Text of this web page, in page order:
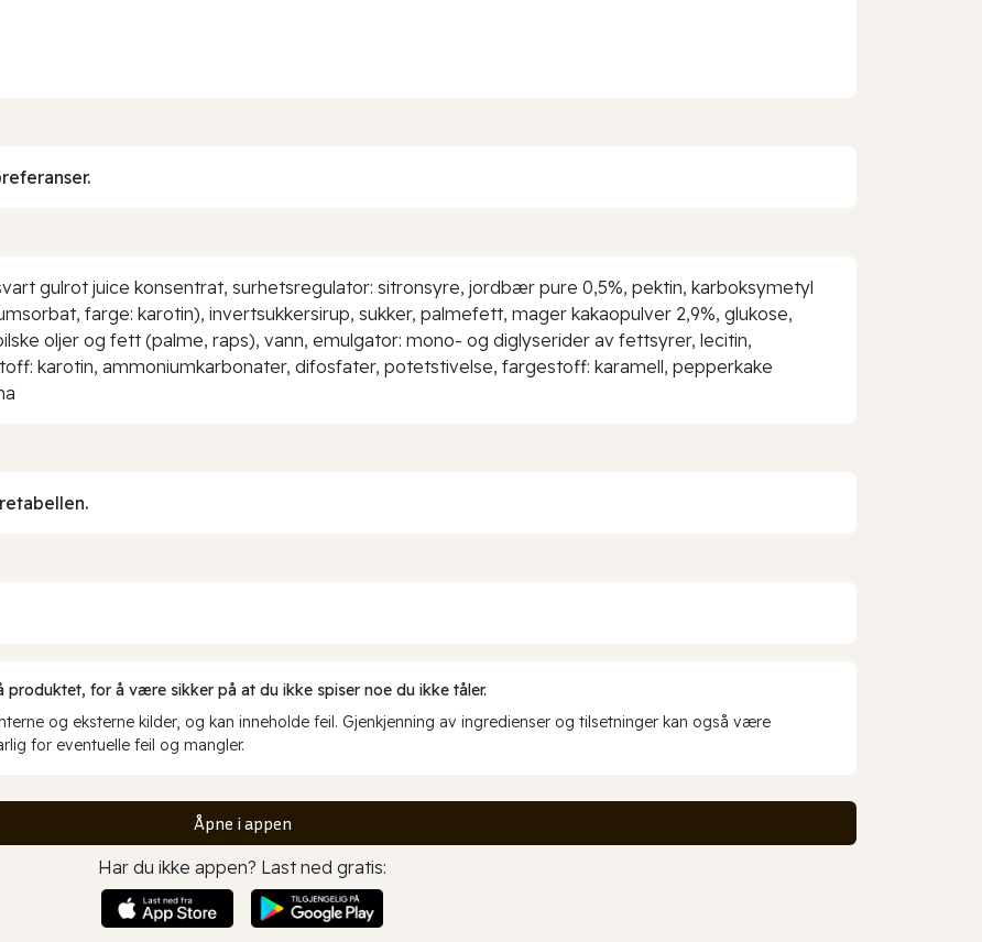
gulrot juice konsentrat, surhetsregulator: sitronsyre, jordbær pure 0,5%, pektin, karboksymetyl
farge: karotin), invertsukkersirup, sukker, palmefett, mager kakaopulver 2,9%, glukose,
oljer og fett (palme, raps), vann, emulgator: mono- og diglyserider av fettsyrer, lecitin,
karotin, ammoniumkarbonater, difosfater, potetstivelse, fargestoff: karamell, pepperkake
for å være sikker på at du ikke spiser noe du ikke tåler.
og eksterne kilder, og kan inneholde feil. Gjenkjenning av ingredienser og tilsetninger kan også være
for eventuelle feil og mangler.
Åpne i appen
Har du ikke appen? Last ned gratis: